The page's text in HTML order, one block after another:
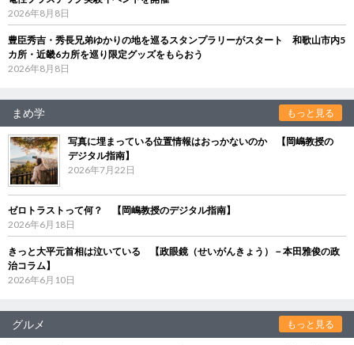
2026年8月8日
豊臣秀吉・秀長兄弟ゆかりの地を巡るスタンプラリーがスタート 和歌山市内5
カ所・近畿6カ所を巡り限定グッズをもらおう
2026年8月8日
まめ学 もっと見る
写真に埋まっている位置情報はおっかないのか 【岡嶋教授の
デジタル指南】
2026年7月22日
ゼロトラストって何？ 【岡嶋教授のデジタル指南】
2026年6月18日
きっと大平元首相は泣いている 【政眼鏡（せいがんきょう）－本田雅俊の政
治コラム】
2026年6月10日
グルメ もっと見る